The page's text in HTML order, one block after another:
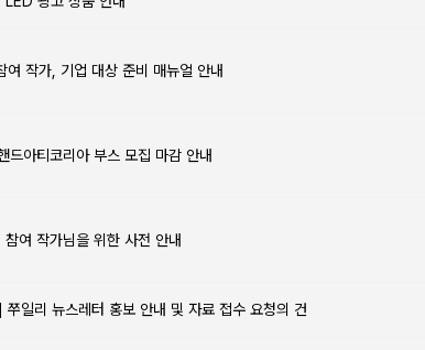
작가, 기업 대상 준비 매뉴얼 안내
아티코리아 부스 모집 마감 안내
여 작가님을 위한 사전 안내
쭈일리 뉴스레터 홍보 안내 및 자료 접수 요청의 건